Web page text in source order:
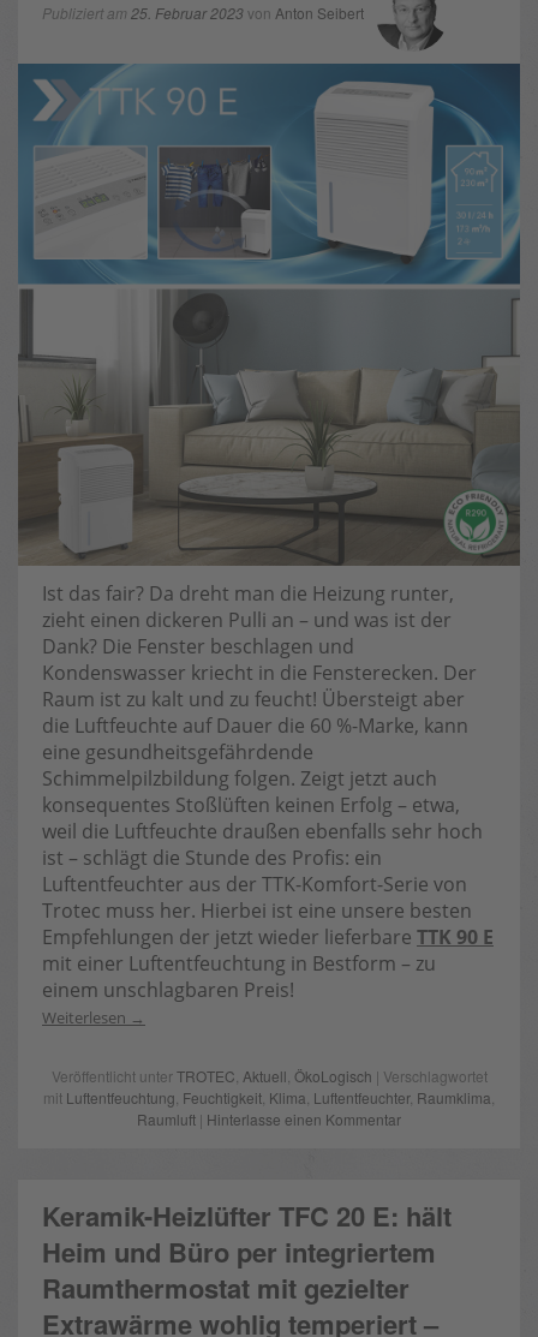
Publiziert am 25. Februar 2023von Anton Seibert
Ist das fair? Da dreht man die Heizung runter,
zieht einen dickeren Pulli an – und was ist der
Dank? Die Fenster beschlagen und
Kondenswasser kriecht in die Fensterecken. Der
Raum ist zu kalt und zu feucht! Übersteigt aber
die Luftfeuchte auf Dauer die 60 %-Marke, kann
eine gesundheitsgefährdende
Schimmelpilzbildung folgen. Zeigt jetzt auch
konsequentes Stoßlüften keinen Erfolg – etwa,
weil die Luftfeuchte draußen ebenfalls sehr hoch
ist – schlägt die Stunde des Profis: ein
Luftentfeuchter aus der TTK-Komfort-Serie von
Trotec muss her. Hierbei ist eine unsere besten
Empfehlungen der jetzt wieder lieferbare TTK 90 E
mit einer Luftentfeuchtung in Bestform – zu
einem unschlagbaren Preis!
Weiterlesen
Veröffentlicht unterTROTEC Aktuell ÖkoLogisch | Verschlagwortet
mit Luftentfeuchtung Feuchtigkeit Klima Luftentfeuchter, Raumklima
Raumluft | Hinterlasse einen Kommentar
Keramik-Heizlüfter TFC 20 E: hält
Heim und Büro per integriertem
Raumthermostat mit gezielter
Extrawärme wohlig temperiert –